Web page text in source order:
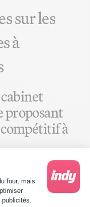
:
four, mais
publicités.
sur les
à
proposant
à
à Châtillon qui
d'examiner les
également trouver